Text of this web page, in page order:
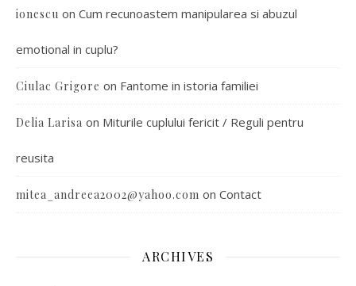
ionescu on Cum recunoastem manipularea si abuzul
emotional in cuplu?
Ciulac Grigore on Fantome in istoria familiei
Delia Larisa on Miturile cuplului fericit / Reguli pentru
reusita
mitea_andreea2002@yahoo.com on Contact
ARCHIVES